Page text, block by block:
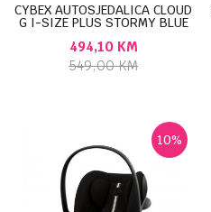
CYBEX AUTOSJEDALICA CLOUD
G I-SIZE PLUS STORMY BLUE
494,10 KM
549,00KM
10%